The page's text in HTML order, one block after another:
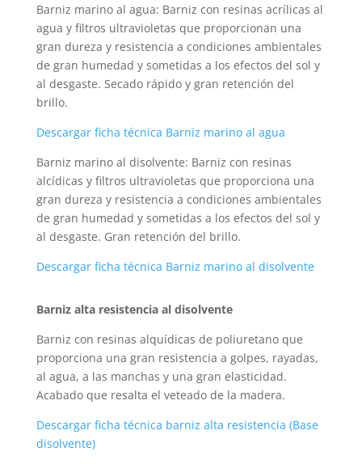
Barniz marino al agua: Barniz con resinas acrílicas al
agua y filtros ultravioletas que proporcionan una
gran dureza y resistencia a condiciones ambientales
de gran humedad y sometidas a los efectos del sol y
al desgaste. Secado rápido y gran retención del
brillo.
Descargar ficha técnica Barniz marino al agua
Barniz marino al disolvente: Barniz con resinas
alcídicas y filtros ultravioletas que proporciona una
gran dureza y resistencia a condiciones ambientales
de gran humedad y sometidas a los efectos del sol y
al desgaste. Gran retención del brillo.
Descargar ficha técnica Barniz marino al disolvente
Barniz alta resistencia al disolvente
Barniz con resinas alquídicas de poliuretano que
proporciona una gran resistencia a golpes, rayadas,
al agua, a las manchas y una gran elasticidad.
Acabado que resalta el veteado de la madera.
Descargar ficha técnica barniz alta resistencia (Base
disolvente)